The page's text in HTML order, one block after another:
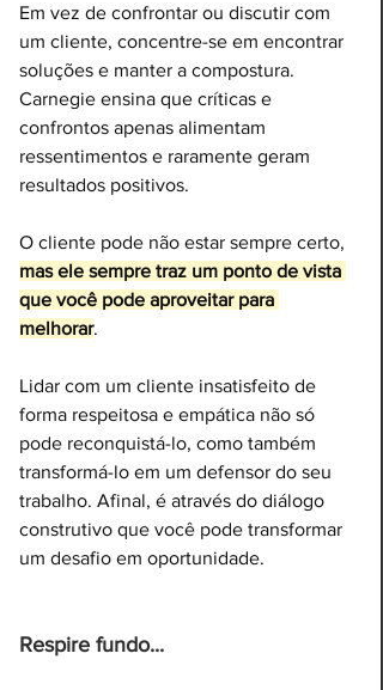
Em vez de confrontar ou discutir com
um cliente, concentre-se em encontrar
soluções e manter a compostura.
Carnegie ensina que críticas e
confrontos apenas alimentam
ressentimentos e raramente geram
resultados positivos.
O cliente pode não estar sempre certo,
mas ele sempre traz um ponto de vista
que você pode aproveitar para
melhorar.
Lidar com um cliente insatisfeito de
forma respeitosa e empática não só
pode reconquistá-lo, como também
transformá-lo em um defensor do seu
trabalho. Afinal, é através do diálogo
construtivo que você pode transformar
um desafio em oportunidade.
Respire fundo...